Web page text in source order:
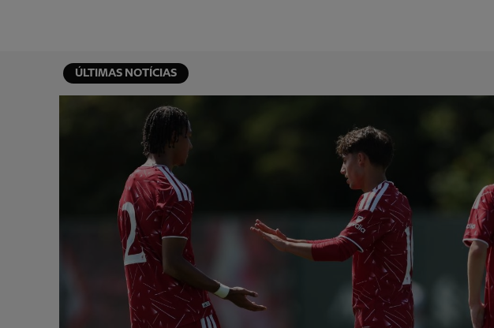
ÚLTIMAS NOTÍCIAS